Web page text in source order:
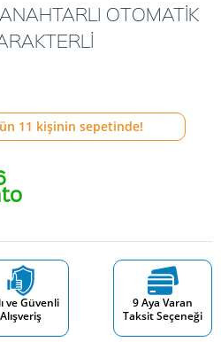
OTOMATİK
11 kişinin sepetinde!
ve Güvenli
Alışveriş
9 Aya Varan
Taksit Seçeneği